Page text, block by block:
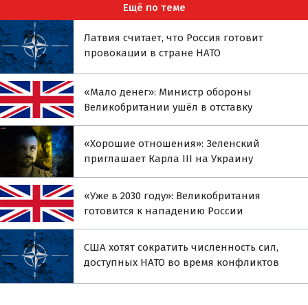
Ещё по теме
Латвия считает, что Россия готовит
провокации в стране НАТО
«Мало денег»: Министр обороны
Великобритании ушёл в отставку
«Хорошие отношения»: Зеленский
приглашает Карла III на Украину
«Уже в 2030 году»: Великобритания
готовится к нападению России
США хотят сократить численность сил,
доступных НАТО во время конфликтов